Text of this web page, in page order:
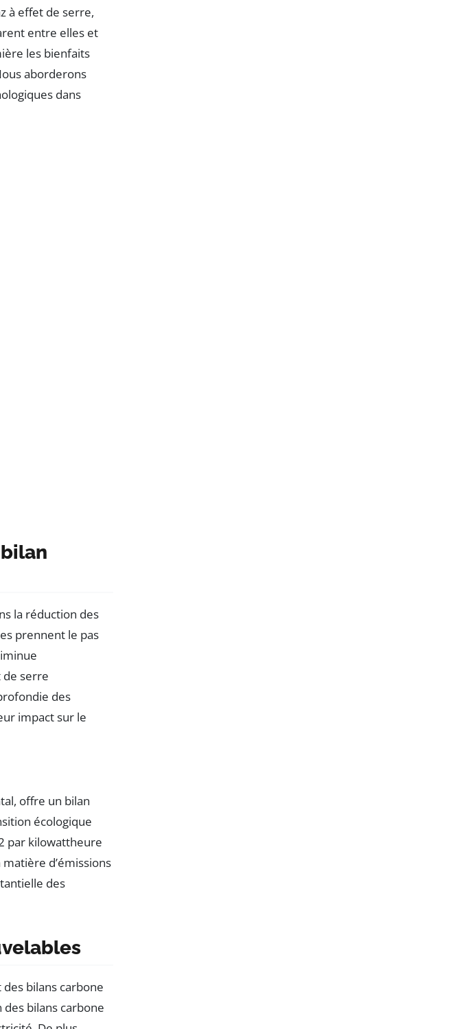
à effet de serre,
entre elles et
les bienfaits
aborderons
dans
la réduction des
prennent le pas
de serre
des
impact sur le
offre un bilan
écologique
par kilowattheure
d’émissions
des
des bilans carbone
bilans carbone